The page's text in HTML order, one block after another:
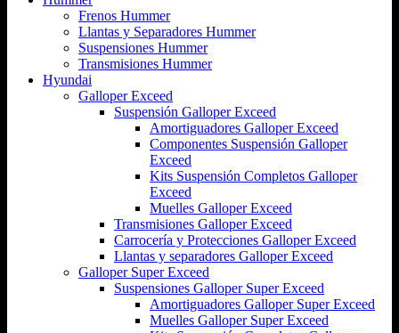
Frenos Hummer
Llantas y Separadores Hummer
Suspensiones Hummer
Transmisiones Hummer
Hyundai
Galloper Exceed
Suspensión Galloper Exceed
Amortiguadores Galloper Exceed
Componentes Suspensión Galloper
Exceed
Kits Suspensión Completos Galloper
Exceed
Muelles Galloper Exceed
Transmisiones Galloper Exceed
Carrocería y Protecciones Galloper Exceed
Llantas y separadores Galloper Exceed
Galloper Super Exceed
Suspensiones Galloper Super Exceed
Amortiguadores Galloper Super Exceed
Muelles Galloper Super Exceed